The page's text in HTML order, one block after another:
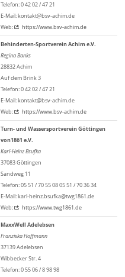
Telefon: 0 42 02 / 47 21
E-Mail: kontakt@bsv-achim.de
Web:
https://www.bsv-achim.de
Behinderten-Sportverein Achim e.V.
Regina Banks
28832 Achim
Auf dem Brink 3
Telefon: 0 42 02 / 47 21
E-Mail: kontakt@bsv-achim.de
Web:
https://www.bsv-achim.de
Turn- und Wassersportverein Göttingen
von1861 e.V.
Karl-Heinz Bsufka
37083 Göttingen
Sandweg 11
Telefon: 05 51 / 70 55 08 05 51 / 70 36 34
E-Mail: karl-heinz.bsufka@twg1861.de
Web:
https://www.twg1861.de
MaxxWell Adelebsen
Franziska Hoffmann
37139 Adelebsen
Wibbecker Str. 4
Telefon: 0 55 06 / 8 98 98